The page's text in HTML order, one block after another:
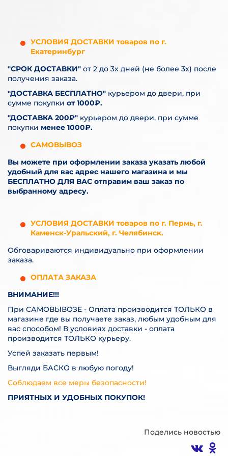
УСЛОВИЯ ДОСТАВКИ товаров по г.
Екатеринбург
"СРОК ДОСТАВКИ" от 2 до 3х дней (не более 3х) после
получения заказа.
"ДОСТАВКА БЕСПЛАТНО" курьером до двери, при
сумме покупки от 1000₽.
"ДОСТАВКА 200₽" курьером до двери, при сумме
покупки менее 1000₽.
САМОВЫВОЗ
Вы можете при оформлении заказа указать любой
удобный для вас адрес нашего магазина и мы
БЕСПЛАТНО ДЛЯ ВАС отправим ваш заказ по
выбранному адресу.
УСЛОВИЯ ДОСТАВКИ товаров по г. Пермь, г.
Каменск-Уральский, г. Челябинск.
Обговариваются индивидуально при оформлении
заказа.
ОПЛАТА ЗАКАЗА
ВНИМАНИЕ!!!
При САМОВЫВОЗЕ - Оплата производится ТОЛЬКО в
магазине где вы получаете заказ, любым удобным для
вас способом! В условиях доставки - оплата
производится ТОЛЬКО курьеру.
Успей заказать первым!
Выгляди БАСКО в любую погоду!
Соблюдаем все меры безопасности!
ПРИЯТНЫХ И УДОБНЫХ ПОКУПОК!
Поделись новостью